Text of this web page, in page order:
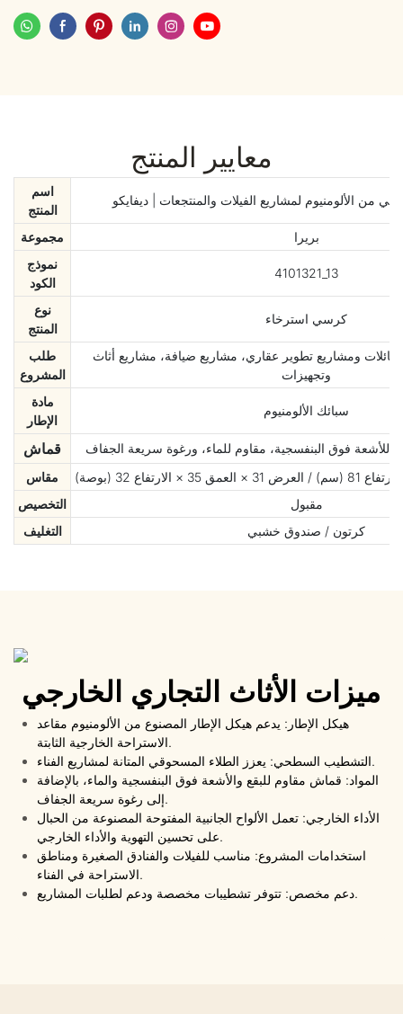
معايير المنتج
اسم
المنتج
من الألومنيوم لمشاريع الفيلات والمنتجعات | ديفايكو
مجموعة
بريرا
نموذج
الكود
4101321_13
نوع
المنتج
كرسي استرخاء
طلب
المشروع
ومشاريع تطوير عقاري، مشاريع ضيافة، مشاريع أثاث
وتجهيزات
مادة
الإطار
سبائك الألومنيوم
قماش
للأشعة فوق البنفسجية، مقاوم للماء، ورغوة سريعة الجفاف
مقاس
التخصيص
مقبول
التغليف
كرتون / صندوق خشبي
ميزات الأثاث التجاري الخارجي
هيكل الإطار: يدعم هيكل الإطار المصنوع من الألومنيوم مقاعد
الاستراحة الخارجية الثابتة.
التشطيب السطحي: يعزز الطلاء المسحوقي المتانة لمشاريع الفناء.
المواد: قماش مقاوم للبقع والأشعة فوق البنفسجية والماء، بالإضافة
إلى رغوة سريعة الجفاف.
الأداء الخارجي: تعمل الألواح الجانبية المفتوحة المصنوعة من الحبال
على تحسين التهوية والأداء الخارجي.
استخدامات المشروع: مناسب للفيلات والفنادق الصغيرة ومناطق
الاستراحة في الفناء.
دعم مخصص: تتوفر تشطيبات مخصصة ودعم لطلبات المشاريع.